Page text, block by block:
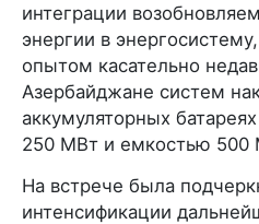
интеграции
энергии в
опытом касательно
Азербайджане систем
аккумуляторных
250 МВт и емкостью 500
На встрече была
интенсификации